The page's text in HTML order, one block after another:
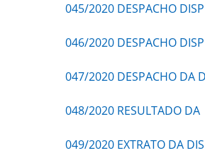
045/2020 DESPACHO
046/2020 DESPACHO
047/2020 DESPACHO DA
048/2020 RESULTADO DA
049/2020 EXTRATO DA